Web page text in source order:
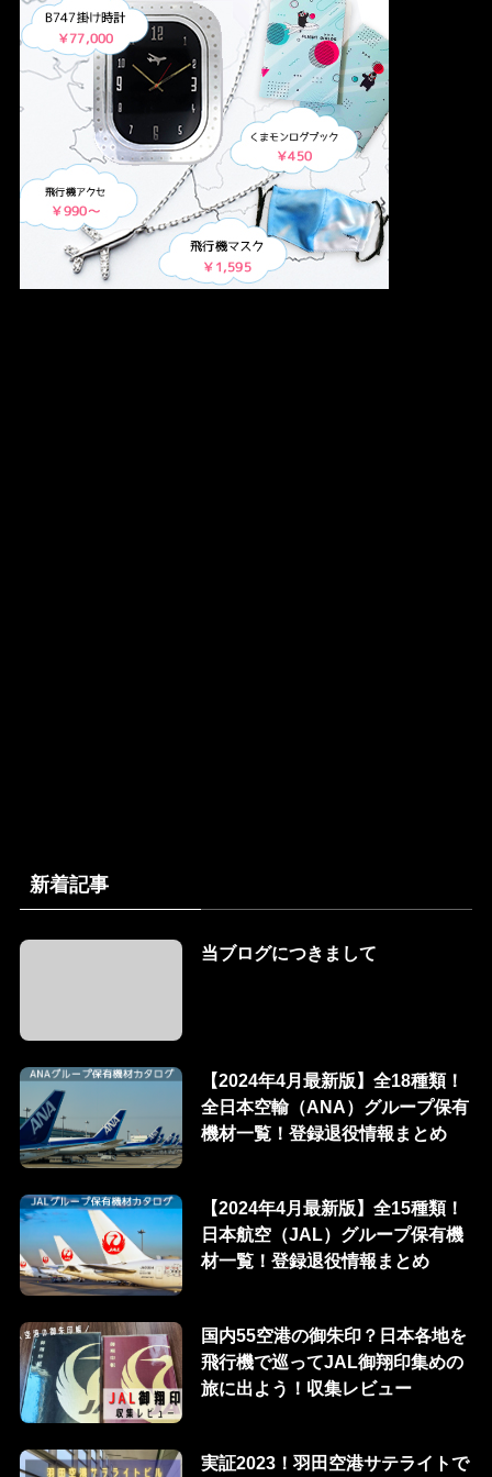
新着記事
当ブログにつきまして
【2024年4月最新版】全18種類！
全日本空輸（ANA）グループ保有
機材一覧！登録退役情報まとめ
【2024年4月最新版】全15種類！
日本航空（JAL）グループ保有機
材一覧！登録退役情報まとめ
国内55空港の御朱印？日本各地を
飛行機で巡ってJAL御翔印集めの
旅に出よう！収集レビュー
実証2023！羽田空港サテライトで